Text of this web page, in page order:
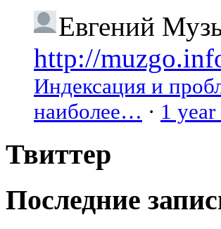
Евгений
http://
Индексация и
наиболее… · 1 year
Твиттер
Последние